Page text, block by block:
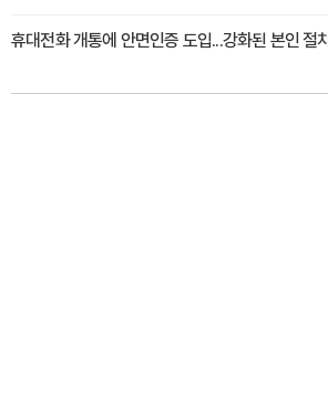
휴대전화 개통에 안면인증 도입...강화된 본인 절